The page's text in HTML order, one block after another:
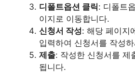
디폴트옵션 클릭: 디폴트
이지로 이동합니다.
신청서 작성: 해당 페이지
입력하여 신청서를 작성
제출: 작성한 신청서를 제
됩니다.